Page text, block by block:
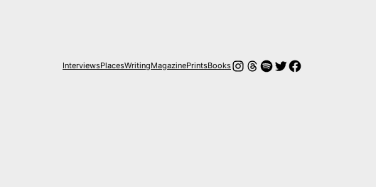
InterviewsPlacesWritingMagazinePrintsBooksInstagram
Threads
Spotify
Twitter
Facebook